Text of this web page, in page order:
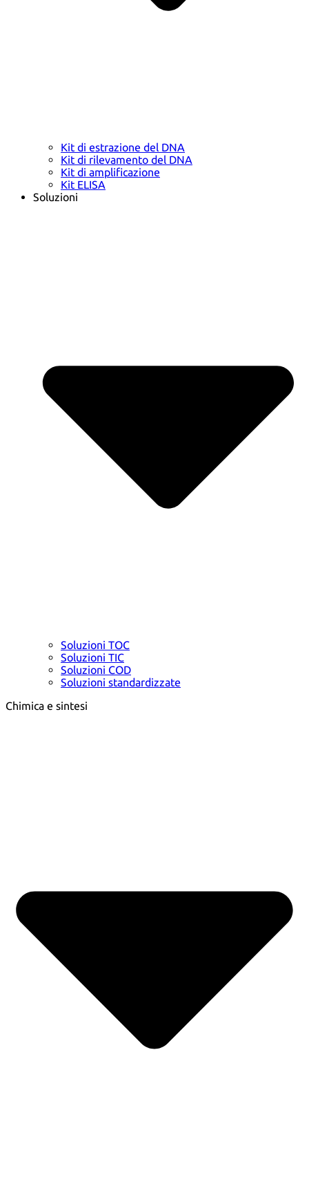
Kit di estrazione del DNA
Kit di rilevamento del DNA
Kit di amplificazione
Kit ELISA
Soluzioni
Soluzioni TOC
Soluzioni TIC
Soluzioni COD
Soluzioni standardizzate
Chimica e sintesi